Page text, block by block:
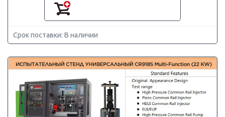
Срок поставки: В наличии